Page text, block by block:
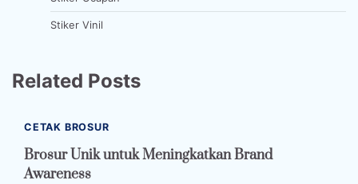
Stiker Vinil
Related Posts
CETAK BROSUR
Brosur Unik untuk Meningkatkan Brand
Awareness